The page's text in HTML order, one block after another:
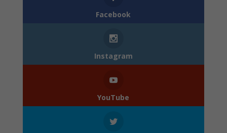
Facebook
Instagram
YouTube